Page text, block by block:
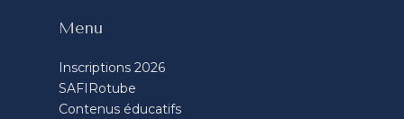
Menu
Inscriptions 2026
SAFIRotube
Contenus éducatifs